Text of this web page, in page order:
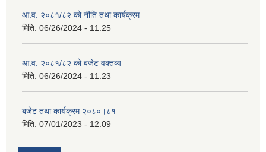
आ.व. २०८१/८२ को नीति तथा कार्यक्रम
मिति: 06/26/2024 - 11:25
आ.व. २०८१/८२ को बजेट वक्तव्य
मिति: 06/26/2024 - 11:23
बजेट तथा कार्यक्रम २०८०।८१
मिति: 07/01/2023 - 12:09